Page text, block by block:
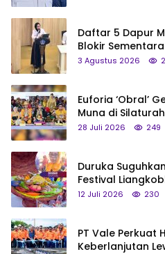
Daftar 5 Dapur
Blokir
3 Agustus 2026
Euforia ‘Obral’
Muna di
Saya Bukan Tipe
28 Juli 2026 249
Duruka
Festival
hingga Tumpeng
12 Juli 2026 230
PT Vale Perkuat
Keberlanjutan